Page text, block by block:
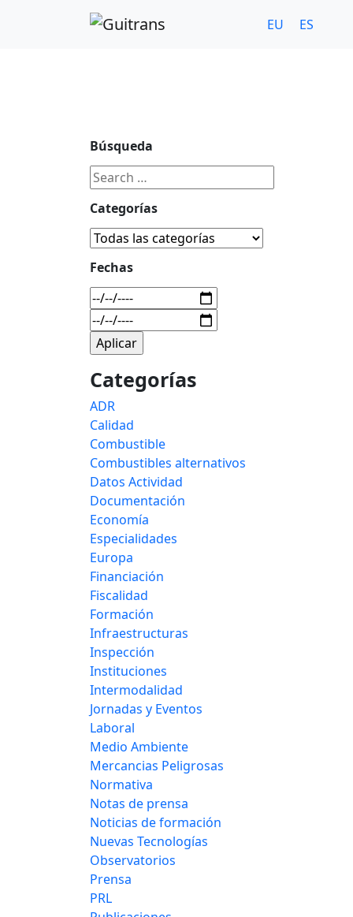
Continuar al contenido principal
C/ Portu-Etxe 9-1º, 20018-San Sebastián 943 31 67
EU ES
Búsqueda
Categorías
Fechas
Categorías
ADR
Calidad
Combustible
Combustibles alternativos
Datos Actividad
Documentación
Economía
Especialidades
Europa
Financiación
Fiscalidad
Formación
Infraestructuras
Inspección
Instituciones
Intermodalidad
Jornadas y Eventos
Laboral
Medio Ambiente
Mercancias Peligrosas
Normativa
Notas de prensa
Noticias de formación
Nuevas Tecnologías
Observatorios
Prensa
PRL